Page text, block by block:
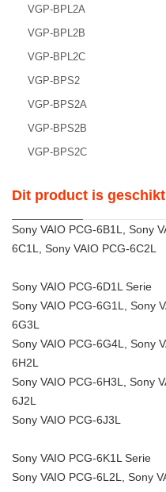
VGP-BPL2A
VGP-BPL2B
VGP-BPL2C
VGP-BPS2
VGP-BPS2A
VGP-BPS2B
VGP-BPS2C
Dit product is
Sony VAIO PCG-6B1L, Sony
6C1L, Sony VAIO PCG-6C2L
Sony VAIO PCG-6D1L Serie
Sony VAIO PCG-6G1L, Sony
6G3L
Sony VAIO PCG-6G4L, Sony
6H2L
Sony VAIO PCG-6H3L, Sony
6J2L
Sony VAIO PCG-6J3L
Sony VAIO PCG-6K1L Serie
Sony VAIO PCG-6L2L, Sony